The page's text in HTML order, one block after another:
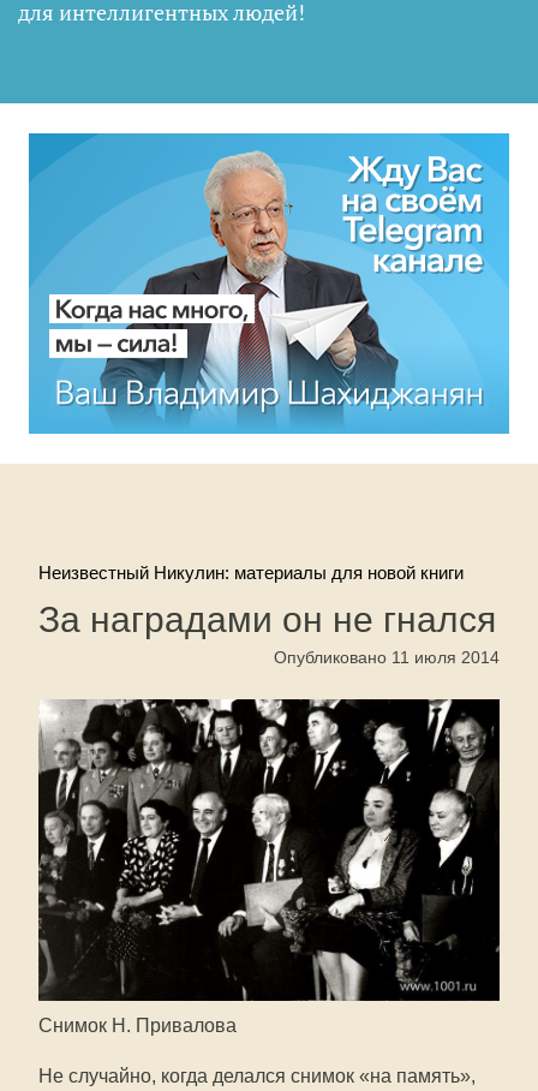
для интеллигентных людей!
Неизвестный Никулин: материалы для новой книги
За наградами он не гнался
Опубликовано 11 июля 2014
Снимок Н. Привалова
Не случайно, когда делался снимок «на память»,